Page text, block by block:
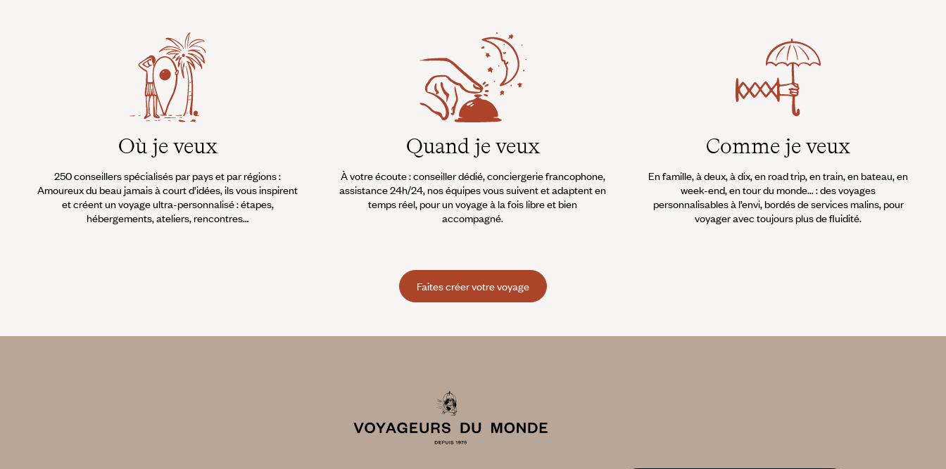
Où je veux
250 conseillers spécialisés par pays et par régions :
Amoureux du beau jamais à court d’idées, ils vous inspirent
et créent un voyage ultra-personnalisé : étapes,
hébergements, ateliers, rencontres…
Quand je veux
À votre écoute : conseiller dédié, conciergerie francophone,
assistance 24h/24, nos équipes vous suivent et adaptent en
temps réel, pour un voyage à la fois libre et bien
accompagné.
Comme je veux
En famille, à deux, à dix, en road trip, en train, en bateau, en
week-end, en tour du monde... : des voyages
personnalisables à l’envi, bordés de services malins, pour
voyager avec toujours plus de fluidité.
Faites créer votre voyage